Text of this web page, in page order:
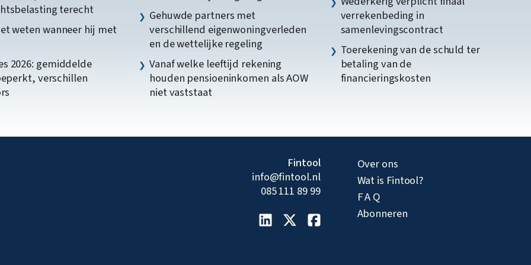
terecht
weten wanneer hij met
2026: gemiddelde
verschillen
Gehuwde partners met
verschillend eigenwoningverleden
en de wettelijke regeling
Vanaf welke leeftijd rekening
houden pensioeninkomen als AOW
niet vaststaat
verrekenbeding in
samenlevingscontract
Toerekening van de schuld ter
betaling van de
financieringskosten
Fintool
info@fintool.nl
085 111 89 99
Over ons
Wat is Fintool?
F A Q
Abonneren